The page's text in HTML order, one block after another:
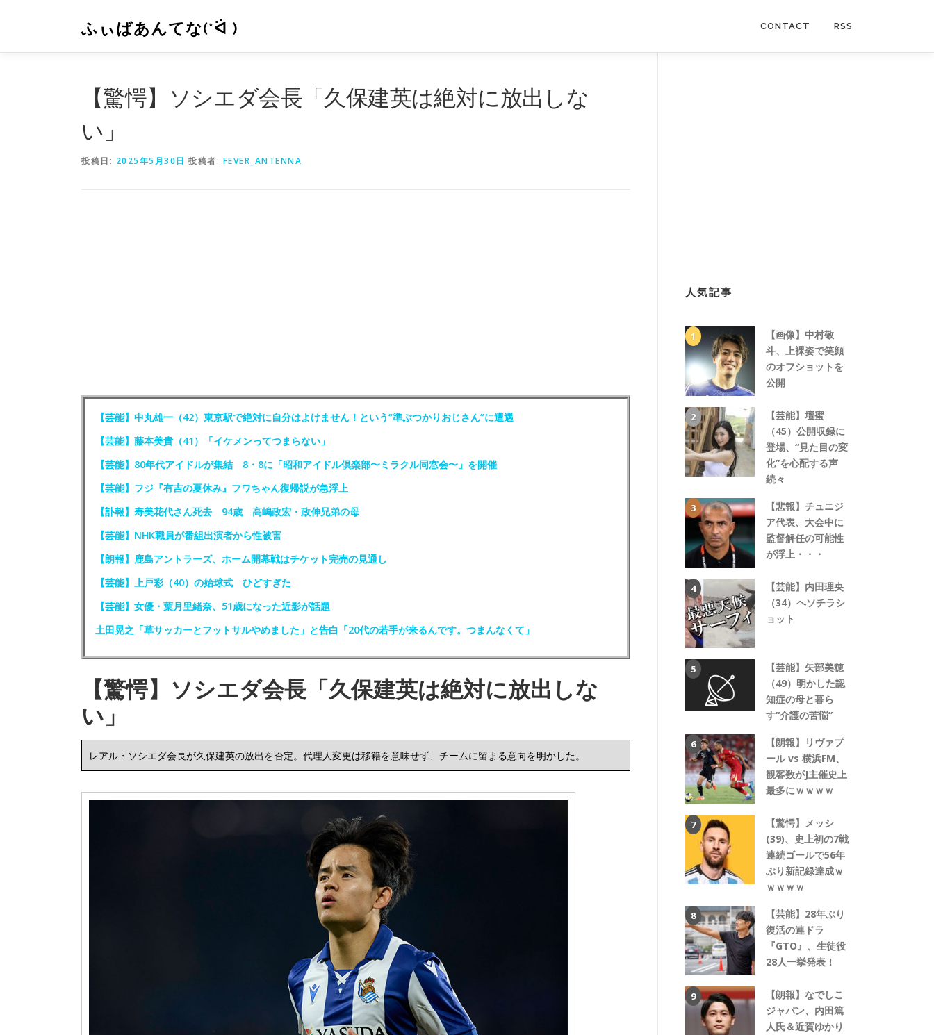
ン
ふぃばあんてな(*ᐛ ) CONTACT RSS
【驚愕】ソシエダ会長「久保建英は絶対に放出しな
い」
投稿日: 2025年5月30日 投稿者: FEVER_ANTENNA
【芸能】中丸雄一（42）東京駅で絶対に自分はよけません！という“準ぶつかりおじさん”に遭遇
【芸能】藤本美貴（41）「イケメンってつまらない」
【芸能】80年代アイドルが集結 8・8に「昭和アイドル倶楽部〜ミラクル同窓会〜」を開催
【芸能】フジ『有吉の夏休み』フワちゃん復帰説が急浮上
【訃報】寿美花代さん死去 94歳 高嶋政宏・政伸兄弟の母
【芸能】NHK職員が番組出演者から性被害
【朗報】鹿島アントラーズ、ホーム開幕戦はチケット完売の見通し
【芸能】上戸彩（40）の始球式 ひどすぎた
【芸能】女優・葉月里緒奈、51歳になった近影が話題
土田晃之「草サッカーとフットサルやめました」と告白「20代の若手が来るんです。つまんなくて」
【驚愕】ソシエダ会長「久保建英は絶対に放出しな
い」
レアル・ソシエダ会長が久保建英の放出を否定。代理人変更は移籍を意味せず、チームに留まる意向を明かした。
人気記事
【画像】中村敬
斗、上裸姿で笑顔
のオフショットを
公開
【芸能】壇蜜
（45）公開収録に
登場、“見た目の変
化”を心配する声
続々
【悲報】チュニジ
ア代表、大会中に
監督解任の可能性
が浮上・・・
【芸能】内田理央
（34）ヘソチラシ
ョット
【芸能】矢部美穂
（49）明かした認
知症の母と暮ら
す“介護の苦悩”
【朗報】リヴァプ
ール vs 横浜FM、
観客数がJ主催史上
最多にｗｗｗｗ
【驚愕】メッシ
(39)、史上初の7戦
連続ゴールで56年
ぶり新記録達成ｗ
ｗｗｗｗ
【芸能】28年ぶり
復活の連ドラ
『GTO』、生徒役
28人一挙発表！
【朗報】なでしこ
ジャパン、内田篤
人氏＆近賀ゆかり